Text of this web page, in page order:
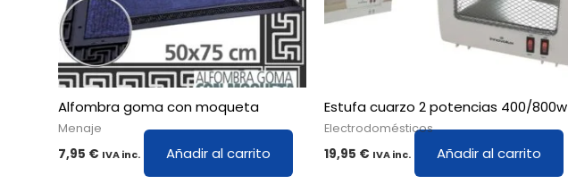
Alfombra goma con moqueta
Menaje
7,95 € IVA inc. Añadir al carrito
Estufa cuarzo 2 potencias 400/800w
Electrodomésticos
19,95 € IVA inc. Añadir al carrito